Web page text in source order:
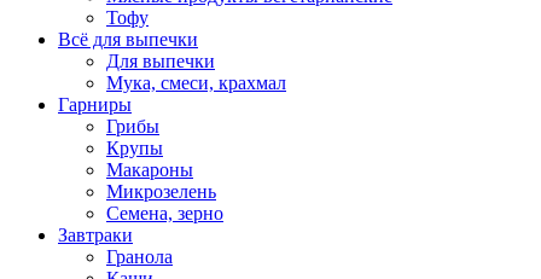
Тофу
Всё для выпечки
Для выпечки
Мука, смеси, крахмал
Гарниры
Грибы
Крупы
Макароны
Микрозелень
Семена, зерно
Завтраки
Гранола